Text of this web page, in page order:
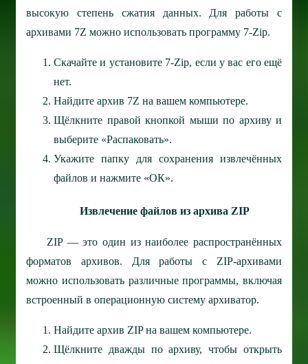
высокую степень сжатия данных. Для работы с
архивами 7Z можно использовать программу 7-Zip.
Скачайте и установите 7-Zip, если у вас его ещё
нет.
Найдите архив 7Z на вашем компьютере.
Щёлкните правой кнопкой мыши по архиву и
выберите «Распаковать».
Укажите папку для сохранения извлечённых
файлов и нажмите «ОК».
Извлечение файлов из архива ZIP
ZIP — это один из наиболее распространённых
форматов архивов. Для работы с ZIP-архивами
можно использовать различные программы, включая
встроенный в операционную систему архиватор.
Найдите архив ZIP на вашем компьютере.
Щёлкните дважды по архиву, чтобы открыть